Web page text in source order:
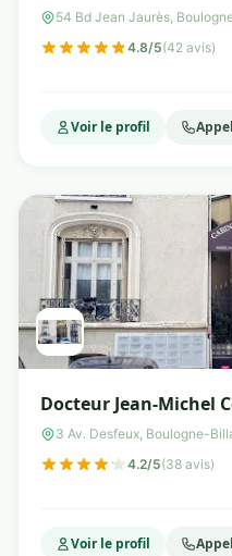
Micronutrition
Corps
54 Bd Jean Jaurès,
4.8/5(42 avis)
Voir le profil
Docteur Jean-Michel
3 Av. Desfeux, Boulogne-
4.2/5(38 avis)
Voir le profil